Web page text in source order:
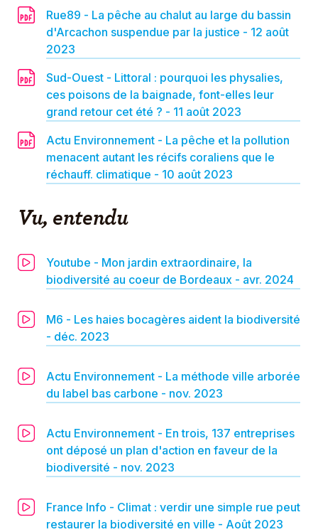
Rue89 - La pêche au chalut au large du bassin
d'Arcachon suspendue par la justice - 12 août
2023
Sud-Ouest - Littoral : pourquoi les physalies,
ces poisons de la baignade, font-elles leur
grand retour cet été ? - 11 août 2023
Actu Environnement - La pêche et la pollution
menacent autant les récifs coraliens que le
réchauff. climatique - 10 août 2023
Vu, entendu
Youtube - Mon jardin extraordinaire, la
biodiversité au coeur de Bordeaux - avr. 2024
M6 - Les haies bocagères aident la biodiversité
- déc. 2023
Actu Environnement - La méthode ville arborée
du label bas carbone - nov. 2023
Actu Environnement - En trois, 137 entreprises
ont déposé un plan d'action en faveur de la
biodiversité - nov. 2023
France Info - Climat : verdir une simple rue peut
restaurer la biodiversité en ville - Août 2023